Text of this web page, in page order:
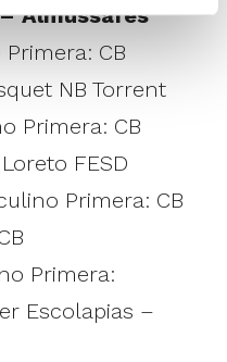
Almussafes
CB
NB Torrent
Primera: CB
FESD
Primera: CB
Primera:
Escolapias –